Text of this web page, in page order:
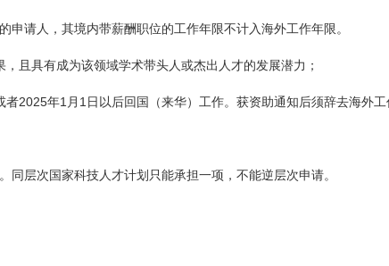
申请人，其境内带薪酬职位的工作年限不计入海外工作年限。
且具有成为该领域学术带头人或杰出人才的发展潜力；
者2025年1 月 1 日 以后回国（来华）工作。获资助通知后须辞去海外
同层次国家科技人才计划只能承担一项，不能逆层次申请。